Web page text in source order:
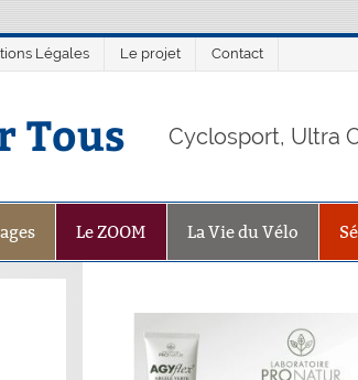
Légales Le projet Contact
Tous Cyclosport, Ultra
Le ZOOM La Vie du Vélo